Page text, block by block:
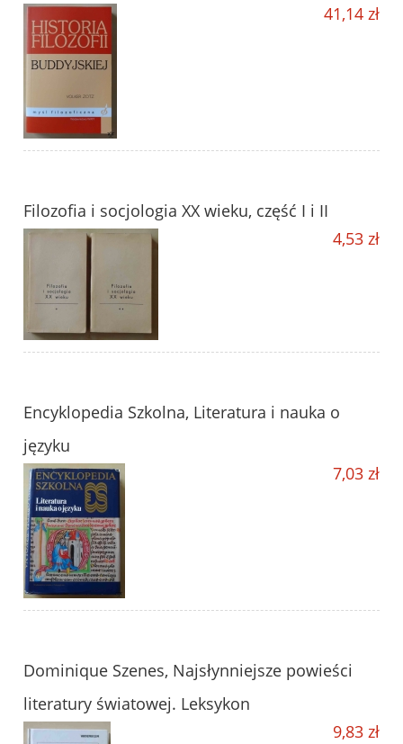
41,14 zł
Filozofia i socjologia XX wieku, część I i II
4,53 zł
Encyklopedia Szkolna, Literatura i nauka o
języku
7,03 zł
Dominique Szenes, Najsłynniejsze powieści
literatury światowej. Leksykon
9,83 zł